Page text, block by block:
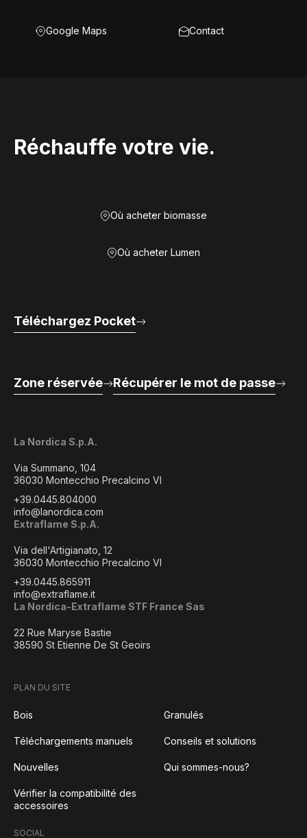
Google Maps Contact
Réchauffe votre vie.
Où acheter biomasse
Où acheter Lumen
La Nordica S.p.A.
Via Summano, 104
36030 Montecchio Precalcino VI
+39.0445.804000
info@lanordica.com
Extraflame S.p.A.
Via dell'Artigianato, 12
36030 Montecchio Precalcino VI
+39.0445.865911
info@extraflame.it
La Nordica-Extraflame STF France Sas
22 Rue Maryse Bastie
38590 St Etienne De St Geoirs
Téléchargez Pocket
Zone réservée Récupérer le mot de passe
PLAN DU SITE
Bois Granulés
Téléchargements manuels Conseils et solutions
Nouvelles Qui sommes-nous?
Vérifier la compatibilité des
accessoires
SOCIAL